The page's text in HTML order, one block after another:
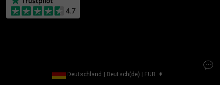
Deutschland | Deutsch(de) | EUR €